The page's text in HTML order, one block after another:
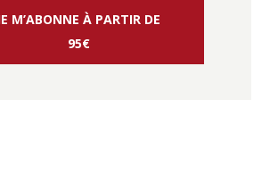
M’ABONNE À PARTIR DE
95€